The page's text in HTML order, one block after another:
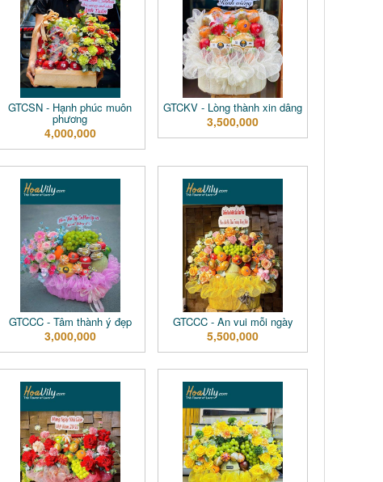
GTCSN - Hạnh phúc muôn
phương
4,000,000
GTCKV - Lòng thành xin dâng
3,500,000
GTCCC - Tâm thành ý đẹp
3,000,000
GTCCC - An vui mỗi ngày
5,500,000